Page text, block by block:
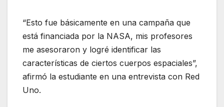
“Esto fue básicamente en una campaña que
está financiada por la NASA, mis profesores
me asesoraron y logré identificar las
características de ciertos cuerpos espaciales”,
afirmó la estudiante en una entrevista con Red
Uno.